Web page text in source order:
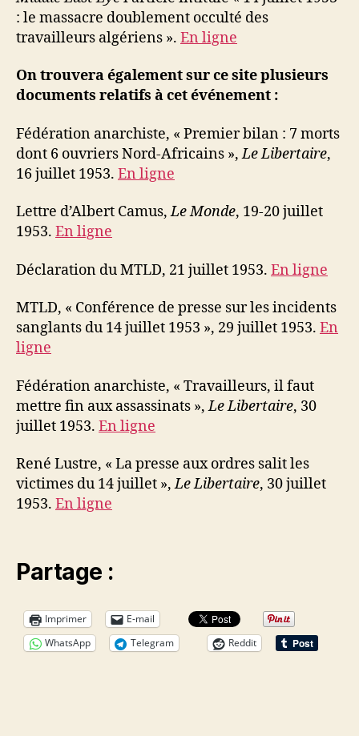
: le massacre doublement occulté des
travailleurs algériens ». En ligne
On trouvera également sur ce site plusieurs
documents relatifs à cet événement :
Fédération anarchiste, « Premier bilan : 7 morts
dont 6 ouvriers Nord-Africains »,Le Libertaire,
16 juillet 1953. En ligne
Lettre d’Albert Camus,Le Monde, 19-20 juillet
1953. En ligne
Déclaration du MTLD, 21 juillet 1953. En ligne
MTLD, « Conférence de presse sur les incidents
sanglants du 14 juillet 1953 », 29 juillet 1953. En
ligne
Fédération anarchiste, « Travailleurs, il faut
mettre fin aux assassinats »,Le Libertaire, 30
juillet 1953. En ligne
René Lustre, « La presse aux ordres salit les
victimes du 14 juillet »,Le Libertaire, 30 juillet
1953. En ligne
Partage :
Imprimer
E-mail
WhatsApp
Telegram Reddit